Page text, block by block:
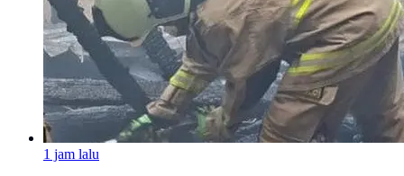
1 jam lalu